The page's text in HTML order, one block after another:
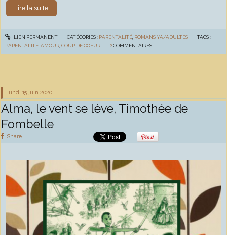
Lire la suite
LIEN PERMANENT CATÉGORIES : PARENTALITÉ, ROMANS YA/ADULTES
TAGS :
PARENTALITÉ ,AMOUR ,COUP DE COEUR 2 COMMENTAIRES
lundi 15 juin 2020
Alma, le vent se lève, Timothée de
Fombelle
Share